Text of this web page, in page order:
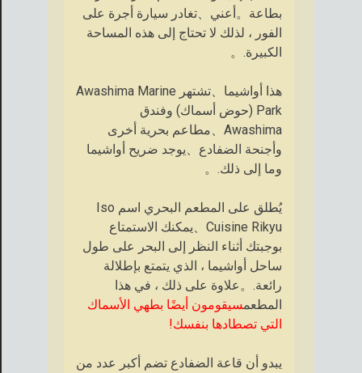
بطاعة。أعني、تغادر سيارة أجرة على
الفور ، لذلك لا تحتاج إلى هذه المساحة
الكبيرة.。
هذا أواشيما、تشتهر Awashima Marine
Park (حوض أسماك) وفندق
Awashima、مطاعم بحرية أخرى
وأجنحة الضفادع、يوجد ضريح أواشيما
وما إلى ذلك.。
يُطلق على المطعم البحري اسم Iso
Cuisine Rikyu、يمكنك الاستمتاع
بوجبتك أثناء النظر إلى البحر على طول
ساحل أواشيما ، الذي يتمتع بإطلالة
رائعة.。علاوة على ذلك ، في هذا
المطعمسيقومون أيضًا بطهي الأسماك
التي تصطادها بنفسك!
يبدو أن قاعة الضفادع تضم أكبر عدد من